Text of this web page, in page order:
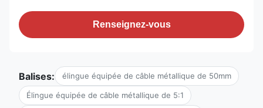
Renseignez-vous
Balises: élingue équipée de câble métallique de 50mm
Élingue équipée de câble métallique de 5:1